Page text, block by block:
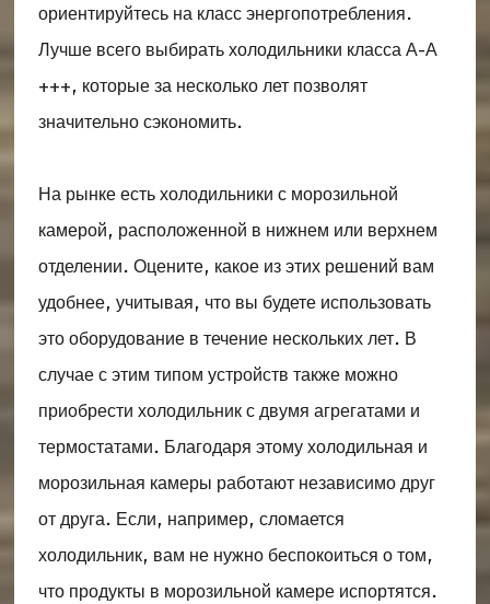
ориентируйтесь на класс энергопотребления.
Лучше всего выбирать холодильники класса А-А
+++, которые за несколько лет позволят
значительно сэкономить.
На рынке есть холодильники с морозильной
камерой, расположенной в нижнем или верхнем
отделении. Оцените, какое из этих решений вам
удобнее, учитывая, что вы будете использовать
это оборудование в течение нескольких лет. В
случае с этим типом устройств также можно
приобрести холодильник с двумя агрегатами и
термостатами. Благодаря этому холодильная и
морозильная камеры работают независимо друг
от друга. Если, например, сломается
холодильник, вам не нужно беспокоиться о том,
что продукты в морозильной камере испортятся.